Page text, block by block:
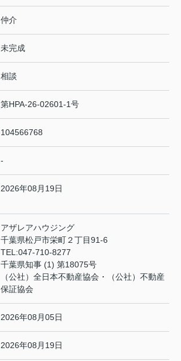
仲介
未完成
相談
第HPA-26-02601-1号
104566768
-
2026年08月19日
アザレアハウジング
千葉県松戸市栄町２丁目91-6
TEL:047-710-8277
千葉県知事 (1) 第18075号
（公社）全日本不動産協会・（公社）不動産
保証協会
2026年08月05日
2026年08月19日